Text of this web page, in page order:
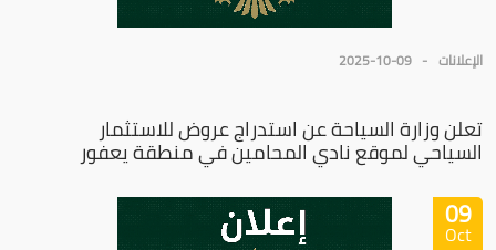
الإعلانات 2025-10-09
تعلن وزارة السياحة عن استدراج عروض للاستثمار
السياحي لموقع نادي المحامين في منطقة يعفور
09
Oct